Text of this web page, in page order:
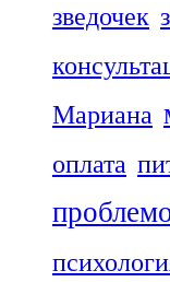
зведочек
Мариана
оплата